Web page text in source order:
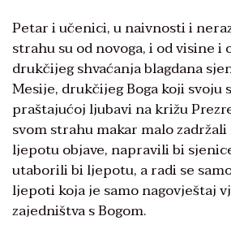
Petar i učenici, u naivnosti i
strahu su od novoga, i od visine i
drukčijeg shvaćanja blagdana
Mesije, drukčijeg Boga koji svoju
praštajućoj ljubavi na križu
svom strahu makar malo
ljepotu objave, napravili bi
utaborili bi ljepotu, a radi se
ljepoti koja je samo nagovještaj
zajedništva s Bogom.